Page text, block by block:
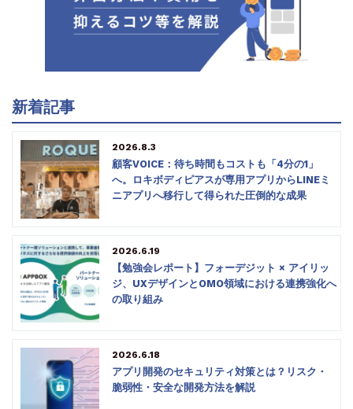
新着記事
2026.8.3
顧客VOICE：待ち時間もコストも「4分の1」
へ。ロキボディピアスが専用アプリからLINEミ
ニアプリへ移行して得られた圧倒的な成果
2026.6.19
【勉強会レポート】フォーデジット × アイリッ
ジ、UXデザインとOMO領域における連携強化へ
の取り組み
2026.6.18
アプリ開発のセキュリティ対策とは？リスク・
脆弱性・安全な開発方法を解説